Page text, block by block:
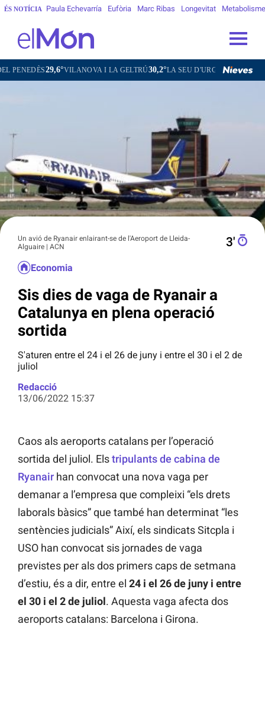
ÉS NOTÍCIA Paula Echevarría Eufòria Marc Ribas Longevitat Metabolisme
29,6°VILANOVA I LA GELTRÚ30,2°LA SEU D'URGELL32,2°PUIGCERDÀ
Un avió de Ryanair enlairant-se de l'Aeroport de Lleida-
Alguaire | ACN
3′
Economia
Sis dies de vaga de Ryanair a
Catalunya en plena operació
sortida
S'aturen entre el 24 i el 26 de juny i entre el 30 i el 2 de
juliol
Redacció
13/06/2022 15:37
Caos als aeroports catalans per l’operació
sortida del juliol. Elstripulants de cabina de
Ryanair han convocat una nova vaga per
demanar a l’empresa que compleixi “els drets
laborals bàsics” que també han determinat “les
sentències judicials” Així, els sindicats Sitcpla i
USO han convocat sis jornades de vaga
previstes per als dos primers caps de setmana
d’estiu, és a dir, entre el 24 i el 26 de juny i entre
el 30 i el 2 de juliol. Aquesta vaga afecta dos
aeroports catalans: Barcelona i Girona.